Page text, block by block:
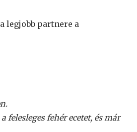
legjobb partnere a
fehér ecetet, és már